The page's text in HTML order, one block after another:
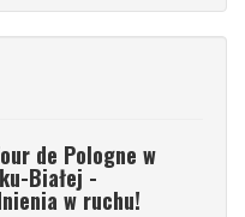
de Pologne w
Białej -
w ruchu!